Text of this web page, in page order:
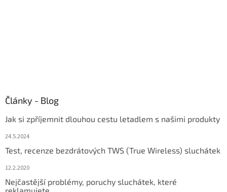
Články - Blog
Jak si zpříjemnit dlouhou cestu letadlem s našimi produkty
24.5.2024
Test, recenze bezdrátových TWS (True Wireless) sluchátek
12.2.2020
Nejčastější problémy, poruchy sluchátek, které